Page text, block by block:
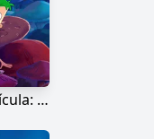
Phineas y Ferb, la película: Candace contra el universo